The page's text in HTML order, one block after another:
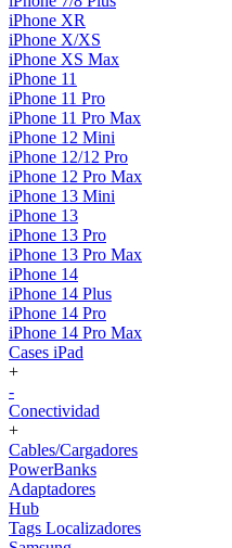
iPhone XR
iPhone X/XS
iPhone XS Max
iPhone 11
iPhone 11 Pro
iPhone 11 Pro Max
iPhone 12 Mini
iPhone 12/12 Pro
iPhone 12 Pro Max
iPhone 13 Mini
iPhone 13
iPhone 13 Pro
iPhone 13 Pro Max
iPhone 14
iPhone 14 Plus
iPhone 14 Pro
iPhone 14 Pro Max
Cases iPad
+
-
Conectividad
+
Cables/Cargadores
PowerBanks
Adaptadores
Hub
Tags Localizadores